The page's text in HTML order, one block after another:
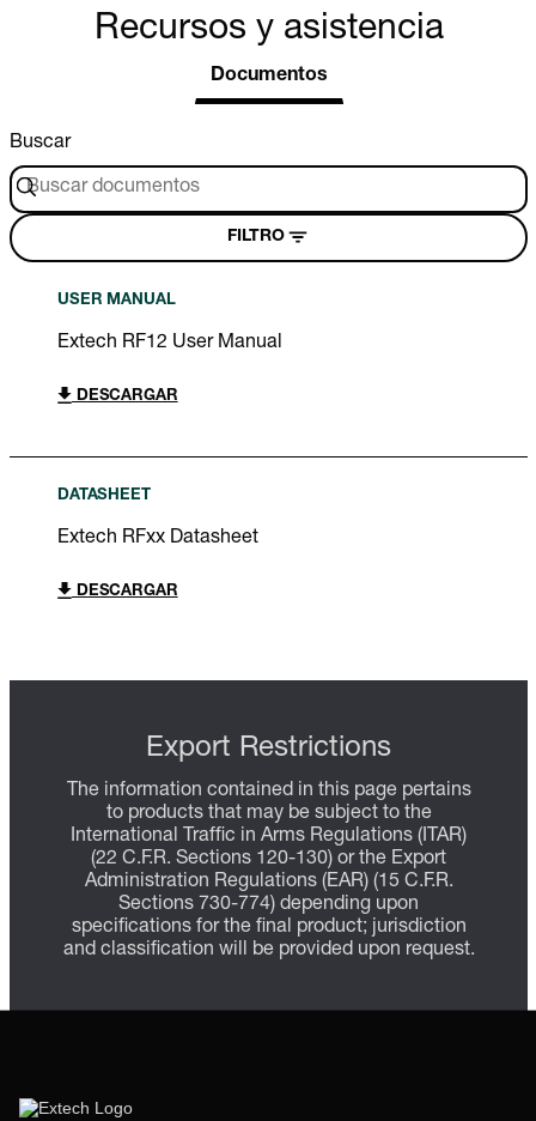
Recursos y asistencia
Documentos
Buscar
FILTRO
USER MANUAL
Extech RF12 User Manual
DESCARGAR
DATASHEET
Extech RFxx Datasheet
DESCARGAR
Export Restrictions
The information contained in this page pertains
to products that may be subject to the
International Traffic in Arms Regulations (ITAR)
(22 C.F.R. Sections 120-130) or the Export
Administration Regulations (EAR) (15 C.F.R.
Sections 730-774) depending upon
specifications for the final product; jurisdiction
and classification will be provided upon request.